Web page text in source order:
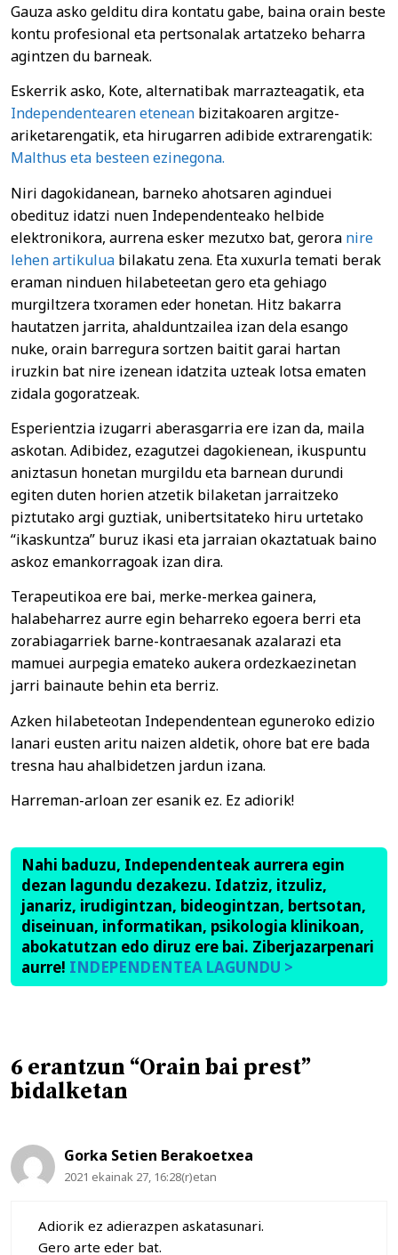
Gauza asko gelditu dira kontatu gabe, baina orain beste
kontu profesional eta pertsonalak artatzeko beharra
agintzen du barneak.
Eskerrik asko, Kote, alternatibak marrazteagatik, eta
Independentearen etenean bizitakoaren argitze-
ariketarengatik, eta hirugarren adibide extrarengatik:
Malthus eta besteen ezinegona.
Niri dagokidanean, barneko ahotsaren aginduei
obedituz idatzi nuen Independenteako helbide
elektronikora, aurrena esker mezutxo bat, gerora nire
lehen artikulua bilakatu zena. Eta xuxurla temati berak
eraman ninduen hilabeteetan gero eta gehiago
murgiltzera txoramen eder honetan. Hitz bakarra
hautatzen jarrita, ahalduntzailea izan dela esango
nuke, orain barregura sortzen baitit garai hartan
iruzkin bat nire izenean idatzita uzteak lotsa ematen
zidala gogoratzeak.
Esperientzia izugarri aberasgarria ere izan da, maila
askotan. Adibidez, ezagutzei dagokienean, ikuspuntu
aniztasun honetan murgildu eta barnean durundi
egiten duten horien atzetik bilaketan jarraitzeko
piztutako argi guztiak, unibertsitateko hiru urtetako
“ikaskuntza” buruz ikasi eta jarraian okaztatuak baino
askoz emankorragoak izan dira.
Terapeutikoa ere bai, merke-merkea gainera,
halabeharrez aurre egin beharreko egoera berri eta
zorabiagarriek barne-kontraesanak azalarazi eta
mamuei aurpegia emateko aukera ordezkaezinetan
jarri bainaute behin eta berriz.
Azken hilabeteotan Independentean eguneroko edizio
lanari eusten aritu naizen aldetik, ohore bat ere bada
tresna hau ahalbidetzen jardun izana.
Harreman-arloan zer esanik ez. Ez adiorik!
Nahi baduzu, Independenteak aurrera egin
dezan lagundu dezakezu. Idatziz, itzuliz,
janariz, irudigintzan, bideogintzan, bertsotan,
diseinuan, informatikan, psikologia klinikoan,
abokatutzan edo diruz ere bai. Ziberjazarpenari
aurre! INDEPENDENTEA LAGUNDU >
6 erantzun “Orain bai prest”
bidalketan
Gorka Setien Berakoetxea
2021 ekainak 27, 16:28(r)etan
Adiorik ez adierazpen askatasunari.
Gero arte eder bat.